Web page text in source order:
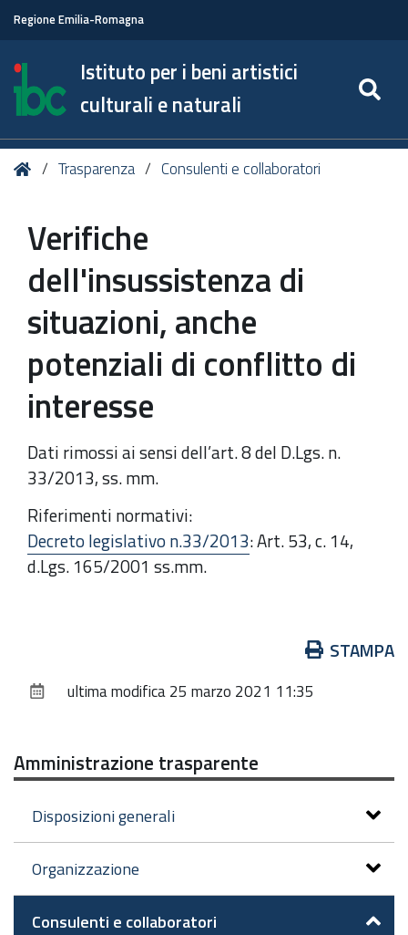
Regione Emilia-Romagna
Istituto per i beni artistici
culturali e naturali
Tu HomeTrasparenza Consulenti e collaboratori
Verifiche
dell'insussistenza di
situazioni, anche
potenziali di conflitto di
interesse
Dati rimossi ai sensi dell’art. 8 del D.Lgs. n.
33/2013, ss. mm.
Riferimenti normativi:
Decreto legislativo n.33/2013: Art. 53, c. 14,
d.Lgs. 165/2001 ss.mm.
documento
STAMPA
ultima modifica25 marzo 2021 11:35
Amministrazione trasparente
Disposizioni generali
Organizzazione
Consulenti e collaboratori